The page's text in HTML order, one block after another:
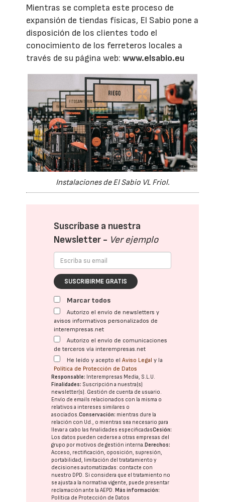
Mientras se completa este proceso de
expansión de tiendas físicas, El Sabio pone a
disposición de los clientes todo el
conocimiento de los ferreteros locales a
través de su página web:www.elsabio.eu
Instalaciones de El Sabio VL Friol.
Suscríbase a nuestra
Newsletter - Ver ejemplo
SUSCRIBIRME GRATIS
Marcar todos
Autorizo el envío de newsletters y
avisos informativos personalizados de
interempresas.net
Autorizo el envío de comunicaciones
de terceros vía interempresas.net
He leído y acepto elAviso Legal y la
Política de Protección de Datos
Responsable: Interempresas Media, S.L.U.
Finalidades: Suscripción a nuestra(s)
newsletter(s). Gestión de cuenta de usuario.
Envío de emails relacionados con la misma o
relativos a intereses similares o
asociados.Conservación: mientras dure la
relación con Ud., o mientras sea necesario para
llevar a cabo las finalidades especificadasCesión:
Los datos pueden cederse a otras empresas del
grupo por motivos de gestión interna. Derechos:
Acceso, rectificación, oposición, supresión,
portabilidad, limitación del tratatamiento y
decisiones automatizadas: contacte con
nuestro DPD. Si considera que el tratamiento no
se ajusta a la normativa vigente, puede presentar
reclamación ante laAEPD. Más información:
Política de Protección de Datos